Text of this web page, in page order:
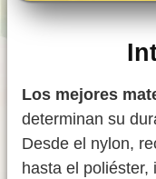
Los mejores
determinan su
Desde el nylon,
hasta el